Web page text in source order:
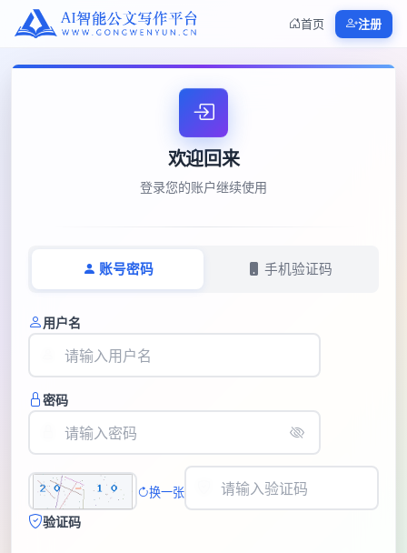
首页 注册
欢迎回来
登录您的账户继续使用
账号密码 手机验证码
用户名
密码
换一张
验证码